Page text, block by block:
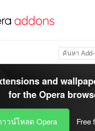
and
for theOpera
าวน์โหลด Opera Free